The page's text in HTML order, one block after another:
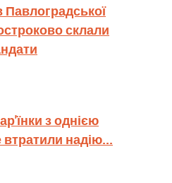
Павлоградської
склали
з однією
надію...